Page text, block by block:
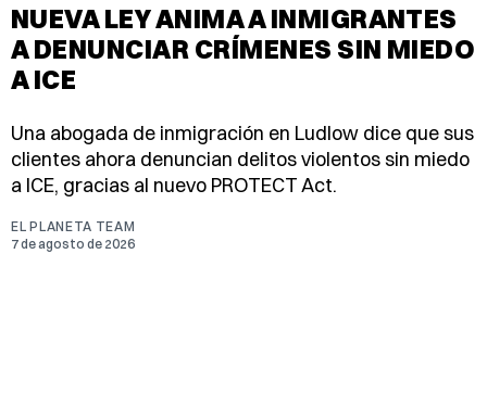
NUEVA LEY ANIMA A INMIGRANTES
A DENUNCIAR CRÍMENES SIN MIEDO
A ICE
Una abogada de inmigración en Ludlow dice que sus
clientes ahora denuncian delitos violentos sin miedo
a ICE, gracias al nuevo PROTECT Act.
EL PLANETA TEAM
7 de agosto de 2026